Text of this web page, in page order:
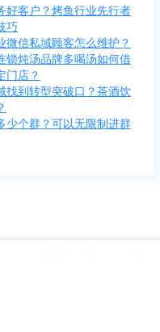
好客户？烤鱼行业先行者
巧
信私域顾客怎么维护？
锁炖汤品牌多喝汤如何借
门店？
找到转型突破口？茶酒饮
少个群？可以无限制进群